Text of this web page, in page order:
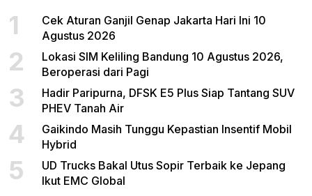
1
Cek Aturan Ganjil Genap Jakarta Hari Ini 10
Agustus 2026
2
Lokasi SIM Keliling Bandung 10 Agustus 2026,
Beroperasi dari Pagi
3
Hadir Paripurna, DFSK E5 Plus Siap Tantang SUV
PHEV Tanah Air
4
Gaikindo Masih Tunggu Kepastian Insentif Mobil
Hybrid
5
UD Trucks Bakal Utus Sopir Terbaik ke Jepang
Ikut EMC Global